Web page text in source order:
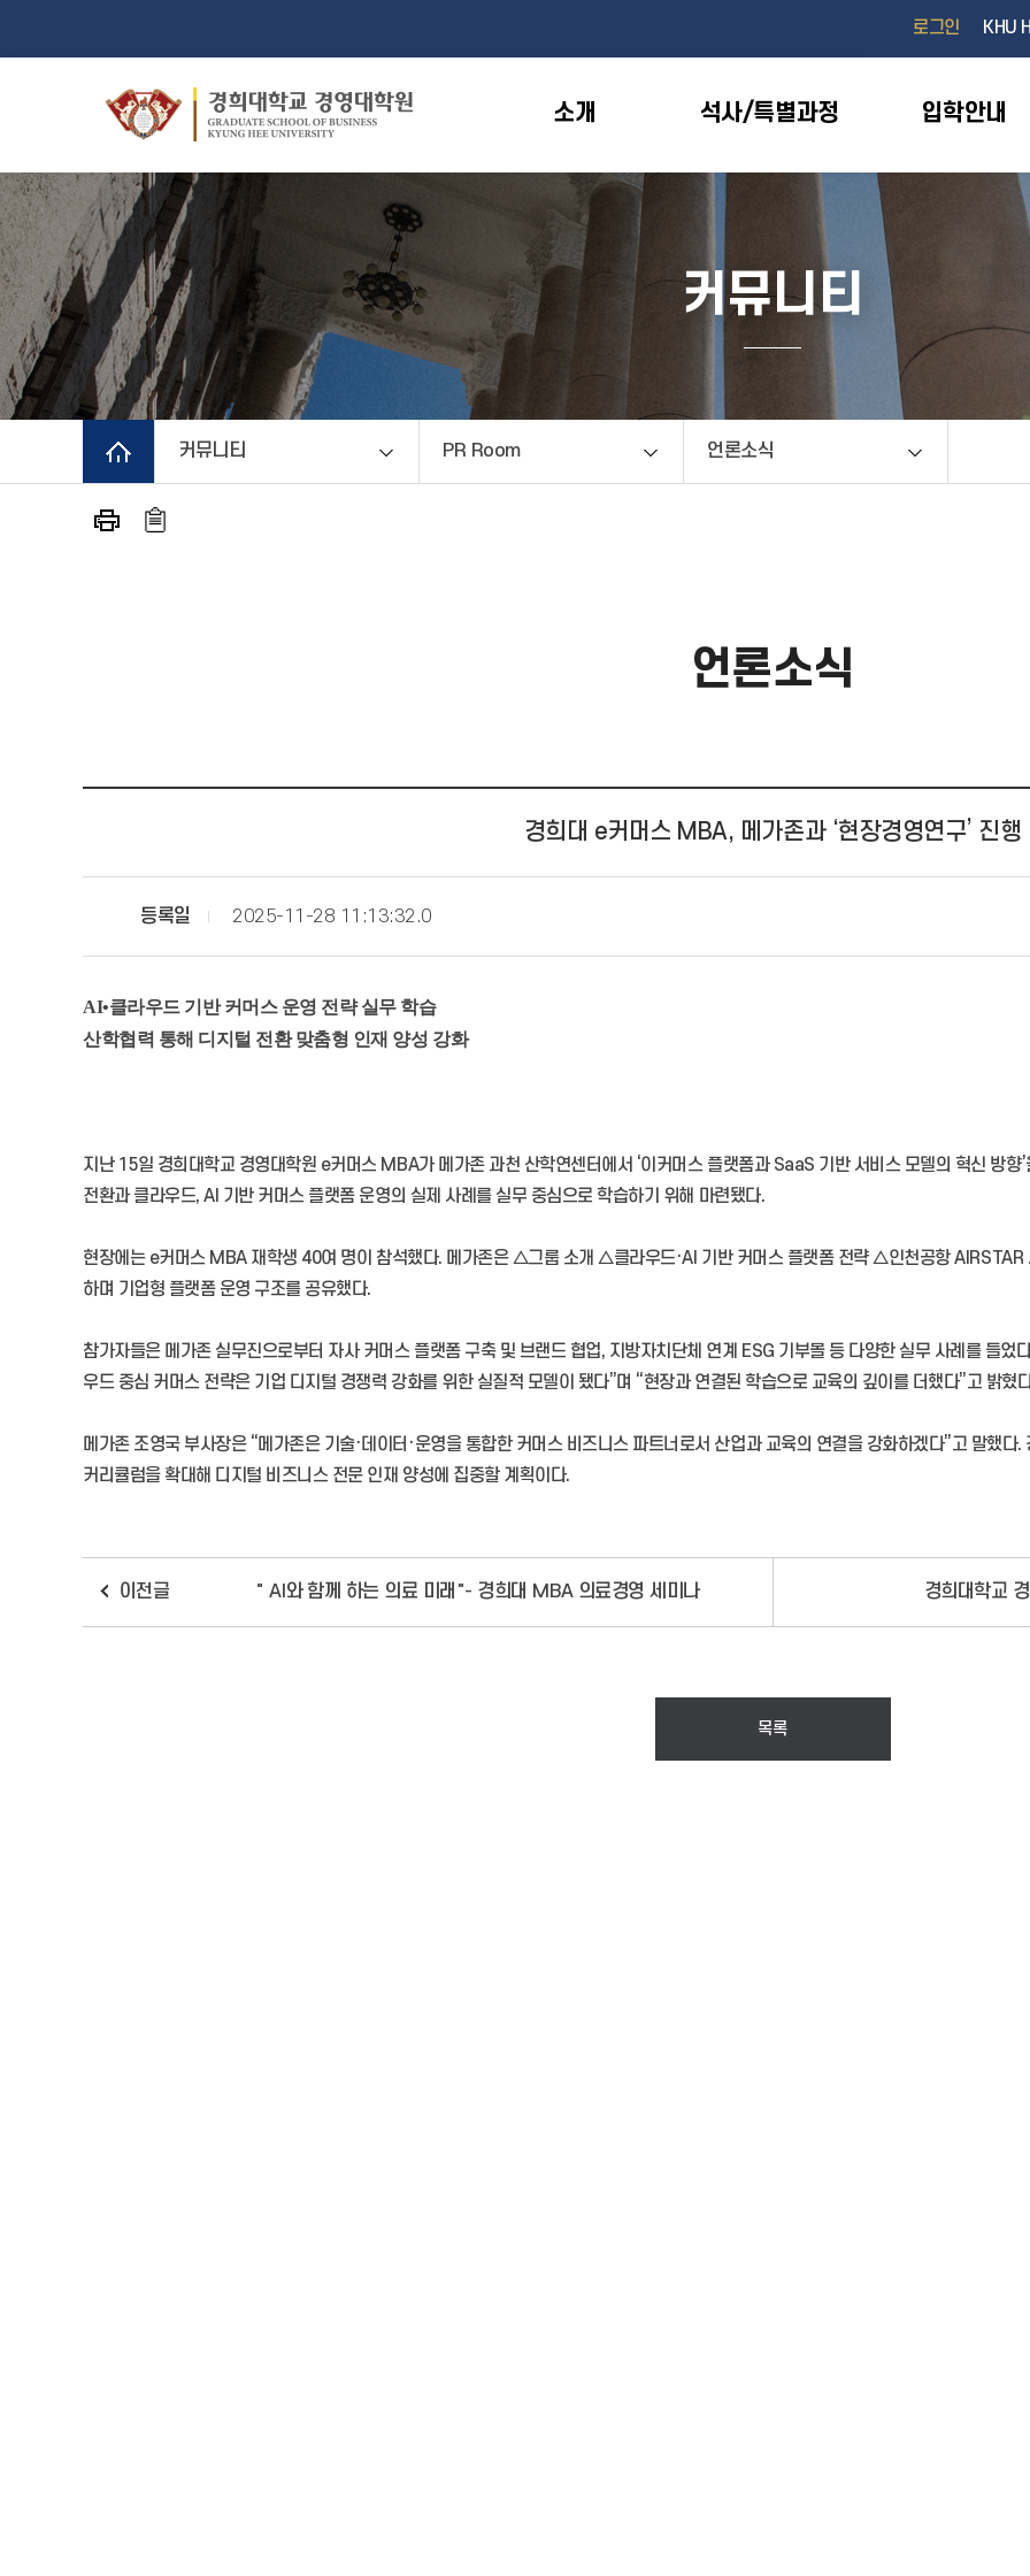
로그인 KHU
소개 석사/특별과정 입학안내
커뮤니티
커뮤니티 PR Room 언론소식
언론소식
경희대 e커머스 MBA, 메가존과 ‘현장경영연구’ 진행
등록일 2025-11-28 11:13:32.0
AI•클라우드 기반 커머스 운영 전략 실무 학습
산학협력 통해 디지털 전환 맞춤형 인재 양성 강화
지난 15일 경희대학교 경영대학원 e커머스 MBA가 메가존 과천 산학연센터에서 ‘이커머스 플랫폼과 SaaS 기반 서비스 모델의 혁신 방향
전환과 클라우드, AI 기반 커머스 플랫폼 운영의 실제 사례를 실무 중심으로 학습하기 위해 마련됐다.
현장에는 e커머스 MBA 재학생 40여 명이 참석했다. 메가존은 △그룹 소개 △클라우드·AI 기반 커머스 플랫폼 전략 △인천공항
하며 기업형 플랫폼 운영 구조를 공유했다.
참가자들은 메가존 실무진으로부터 자사 커머스 플랫폼 구축 및 브랜드 협업, 지방자치단체 연계 ESG 기부몰 등 다양한 실무 사례를 들
우드 중심 커머스 전략은 기업 디지털 경쟁력 강화를 위한 실질적 모델이 됐다”며 “현장과 연결된 학습으로 교육의 깊이를 더했다”고 밝혔
메가존 조영국 부사장은 “메가존은 기술·데이터·운영을 통합한 커머스 비즈니스 파트너로서 산업과 교육의 연결을 강화하겠다”고 말했
커리큘럼을 확대해 디지털 비즈니스 전문 인재 양성에 집중할 계획이다.
이전글 " AI와 함께 하는 의료 미래"- 경희대 MBA 의료경영 세미나 경희대학교
목록